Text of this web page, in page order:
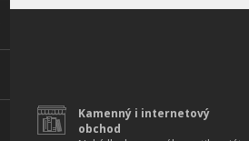
Kamenný i internetový
obchod